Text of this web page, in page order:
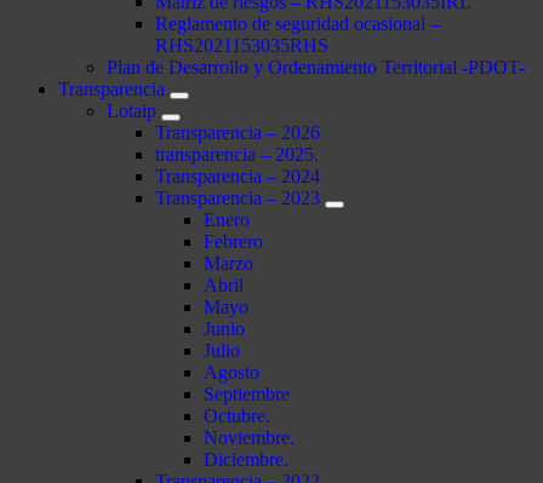
Reglamento de seguridad ocasional –
RHS2021153035RHS
Plan de Desarrollo y Ordenamiento Territorial -PDOT-
Transparencia
Lotaip
Transparencia – 2026
transparencia – 2025.
Transparencia – 2024
Transparencia – 2023
Enero
Febrero
Marzo
Abril
Mayo
Junio
Julio
Agosto
Septiembre
Octubre.
Noviembre.
Diciembre.